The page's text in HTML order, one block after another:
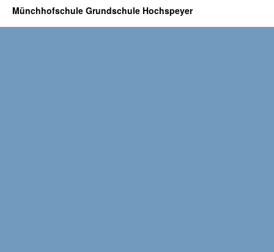
Münchhofschule Grundschule Hochspeyer